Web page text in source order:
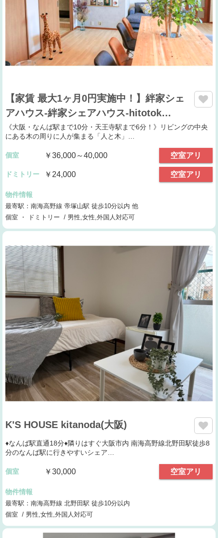
【家賃 最大1ヶ月0円実施中！】絆家シェ
アハウス-絆家シェアハウス-hitotok…
《大阪・なんば駅まで10分・天王寺駅まで6分！》リビングの中央
にある木の周りに人が集まる「人と木」…
個室 ￥36,000～40,000 空室アリ
ドミトリー ￥24,000 空室アリ
物件情報
最寄駅：南海高野線 帝塚山駅 徒歩10分以内 他
個室 ・ ドミトリー / 男性,女性,外国人対応可
K'S HOUSE kitanoda(大阪)
♦なんば駅直通18分♦隣りはすぐ大阪市内 南海高野線北野田駅徒歩8
分のなんば駅に行きやすいシェア…
個室 ￥30,000 空室アリ
物件情報
最寄駅：南海高野線 北野田駅 徒歩10分以内
個室 / 男性,女性,外国人対応可